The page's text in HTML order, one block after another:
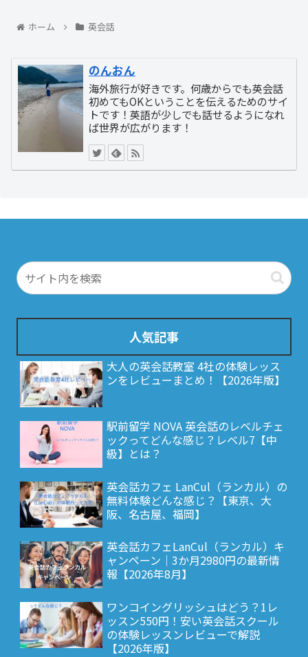
ホーム 英会話
のんおん
海外旅行が好きです。何歳からでも英会話
初めてもOKということを伝えるためのサイ
トです！英語が少しでも話せるようになれ
ば世界が広がります！
人気記事
大人の英会話教室 4社の体験レッス
ンをレビューまとめ！【2026年版】
駅前留学 NOVA 英会話のレベルチェ
ックってどんな感じ？レベル7【中
級】とは？
英会話カフェ LanCul（ランカル）の
無料体験どんな感じ？【東京、大
阪、名古屋、福岡】
英会話カフェLanCul（ランカル）キ
ャンペーン｜3か月2980円の最新情
報【2026年8月】
ワンコイングリッシュはどう？1レ
ッスン550円！安い英会話スクール
の体験レッスンレビューで解説
【2026年版】